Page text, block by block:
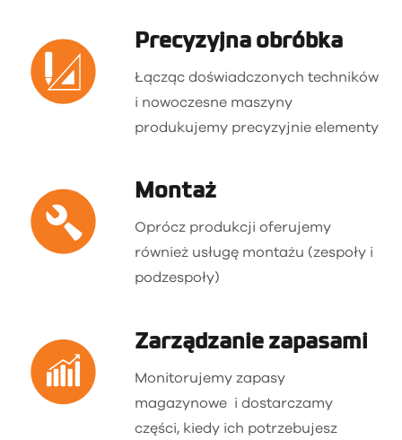
Precyzyjna obróbka
Łącząc doświadczonych techników
i nowoczesne maszyny
produkujemy precyzyjnie elementy
Montaż
Oprócz produkcji oferujemy
również usługę montażu (zespoły i
podzespoły)
Zarządzanie zapasami
Monitorujemy zapasy
magazynowe i dostarczamy
części, kiedy ich potrzebujesz